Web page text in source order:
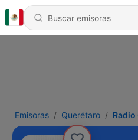
Emisoras Querétaro Radio